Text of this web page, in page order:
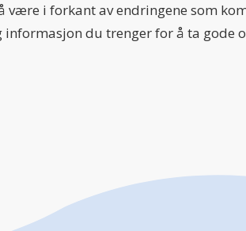
være i forkant av endringene som
informasjon du trenger for å ta gode